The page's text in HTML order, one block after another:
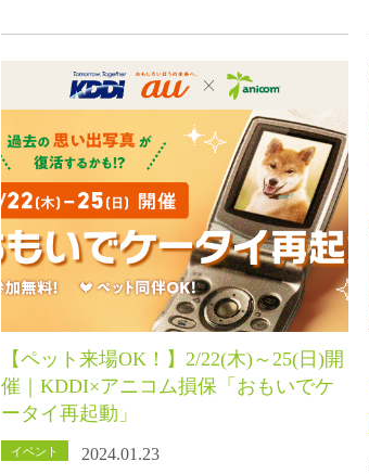
【ペット来場OK！】2/22(木)～25(日)開
催｜KDDI×アニコム損保「おもいでケ
ータイ再起動」
イベント
2024.01.23